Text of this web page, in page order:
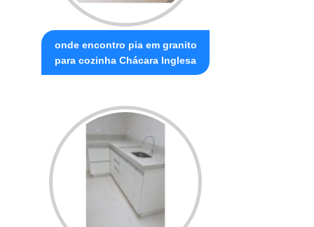
onde encontro pia em granito
para cozinha Chácara Inglesa